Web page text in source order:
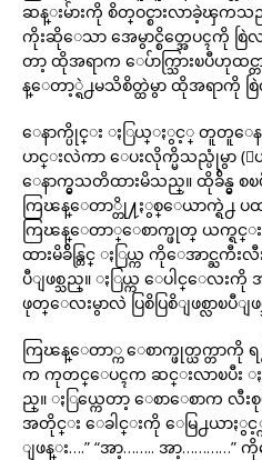
ဆန္းမ်ားကို စိတ္ဝင္စားလာခဲ့ၾက
ကိုးဆိုေသာ အေမွာင္စိတ္အေပၚကို စ
တာ့ ထိုအရာက ေပ်ာက္သြားၿပီဟု
န္ေတာ့္ရဲ႕မသိစိတ္ထဲမွာ ထိုအရာကို
ေနာက္ပိုင္း ႏြယ္ႏွင့္ တူတူေန
ပာင္းလဲကာ ေပးလိုက္မိသည္ပုံမွာ (
ေနာက္မွသတိထားမိသည္။ ထိုခ်ိန္မွ စ
ကြၽန္ေတာ္တို႔ႏွစ္ေယာက္ရဲ႕ ပ
ကြၽန္ေတာ္ေစာက္ဖုတ္ ယက္ရင္း အေ
ထားမိခ်ိန္တြင္ ႏြယ္က ကိုေအာင္ႀကီ
ပီျဖစ္သည္။ ႏြယ္က ေပါင္ေလးကို
ဖုတ္ေလးမွာလဲ ပြစိပြစိျဖစ္လာၿပီျဖ
ကြၽန္ေတာ္က ေစာက္ဖုတ္ယက္တာကို ရ
က ကုတင္ေပၚက ဆင္းလာၿပီး ႏြ
ည္။ ႏြယ္ကေတာ့ ေစာေစာက လီး
အတိုင္း ေခါင္းကို ေမြ႕ယာႏွင့္က
ျဖန္း….” “အာ့…….. အာ့…………”